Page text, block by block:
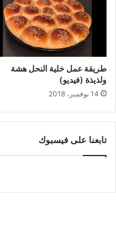
طريقة عمل خلية النحل هشة
ولذيذة (فيديو)
14 نوفمبر، 2018
تابعنا على فيسبوك